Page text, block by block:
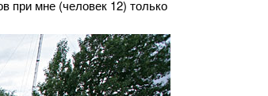
при мне (человек 12) только